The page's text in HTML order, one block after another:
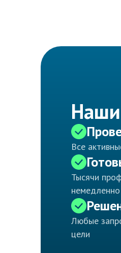
Все
Тысячи
немедленно
Любые
цели